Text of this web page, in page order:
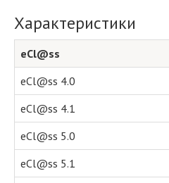
Характеристики
eCl@ss
eCl@ss 4.0
eCl@ss 4.1
eCl@ss 5.0
eCl@ss 5.1